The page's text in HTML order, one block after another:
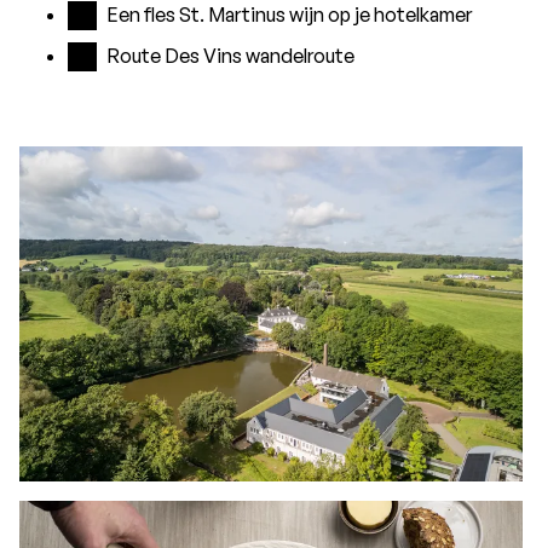
Een fles St. Martinus wijn op je hotelkamer
Route Des Vins wandelroute